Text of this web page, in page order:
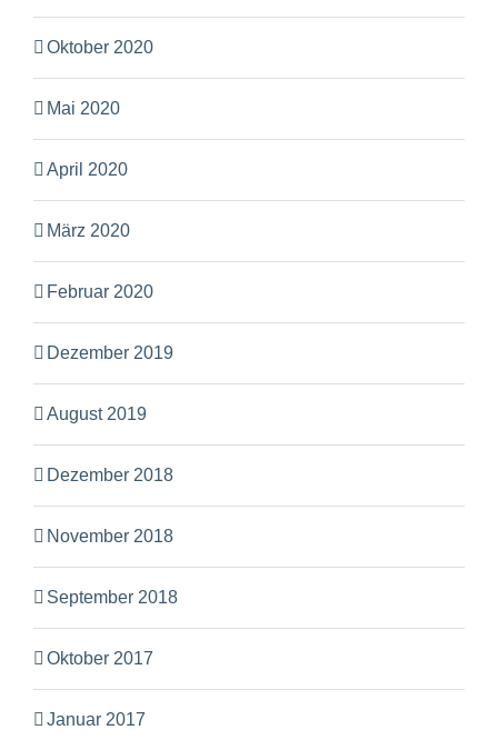
Oktober 2020
Mai 2020
April 2020
März 2020
Februar 2020
Dezember 2019
August 2019
Dezember 2018
November 2018
September 2018
Oktober 2017
Januar 2017